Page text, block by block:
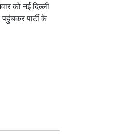
को नई दिल्ली
पार्टी के